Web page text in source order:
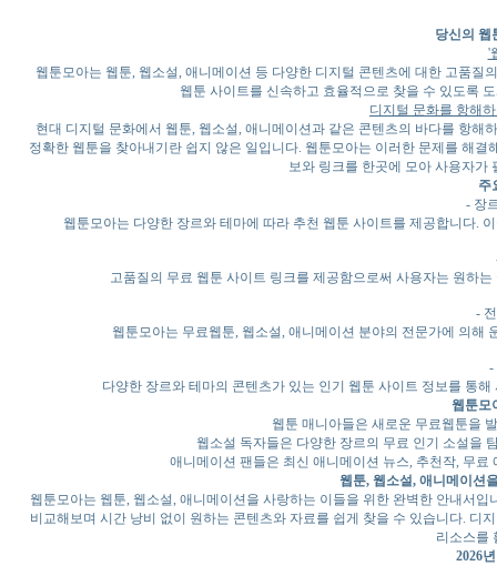
당신의 웹
'
웹툰모아는 웹툰, 웹소설, 애니메이션 등 다양한 디지털 콘텐츠에 대한 고품
웹툰 사이트를 신속하고 효율적으로 찾을 수 있도록
디지털 문화를 항해
현대 디지털 문화에서 웹툰, 웹소설, 애니메이션과 같은 콘텐츠의 바다를 항
정확한 웹툰을 찾아내기란 쉽지 않은 일입니다. 웹툰모아는 이러한 문제를 해
보와 링크를 한곳에 모아 사용자가
주
- 장
웹툰모아는 다양한 장르와 테마에 따라 추천 웹툰 사이트를 제공합니다.
고품질의 무료 웹툰 사이트 링크를 제공함으로써 사용자는 원하
-
웹툰모아는 무료웹툰, 웹소설, 애니메이션 분야의 전문가에 의해
-
다양한 장르와 테마의 콘텐츠가 있는 인기 웹툰 사이트 정보를 통
웹툰모
웹툰 매니아들은 새로운 무료웹툰을
웹소설 독자들은 다양한 장르의 무료 인기 소설을
애니메이션 팬들은 최신 애니메이션 뉴스, 추천작, 무
웹툰, 웹소설, 애니메이션
웹툰모아는 웹툰, 웹소설, 애니메이션을 사랑하는 이들을 위한 완벽한 안내서
비교해보며 시간 낭비 없이 원하는 콘텐츠와 자료를 쉽게 찾을 수 있습니다.
리소스를
2026